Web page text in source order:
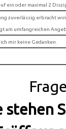
ein oder maximal 2
zuverlässig erbracht
am umfangreichen
mir keine Gedanken.
stehen